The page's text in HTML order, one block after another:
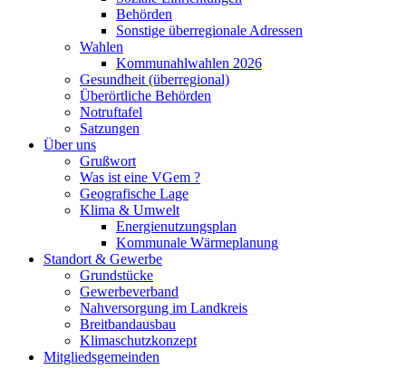
Behörden
Sonstige überregionale Adressen
Wahlen
Kommunahlwahlen 2026
Gesundheit (überregional)
Überörtliche Behörden
Notruftafel
Satzungen
Über uns
Grußwort
Was ist eine VGem ?
Geografische Lage
Klima & Umwelt
Energienutzungsplan
Kommunale Wärmeplanung
Standort & Gewerbe
Grundstücke
Gewerbeverband
Nahversorgung im Landkreis
Breitbandausbau
Klimaschutzkonzept
Mitgliedsgemeinden